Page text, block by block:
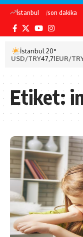
İstanbul son dakika
İstanbul 20°
USD/TRY47,71EUR/
Etiket: